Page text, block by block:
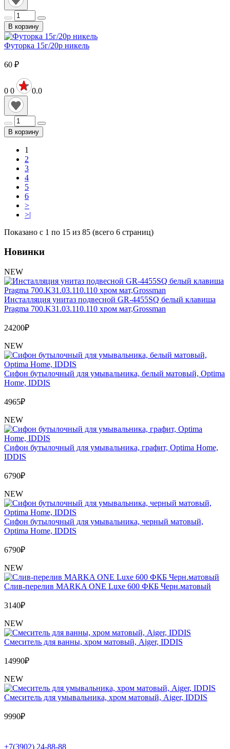
В корзину
Футорка 15г/20р никель
60 ₽
0 0 0.0
В корзину
1
2
3
4
5
6
>
>|
Показано с 1 по 15 из 85 (всего 6 страниц)
Новинки
NEW
Инсталляция унитаз подвесной GR-4455SQ белый клавиша
Pragma 700.K31.03.110.110 хром мат,Grossman
24200₽
NEW
Сифон бутылочный для умывальника, белый матовый, Optima
Home, IDDIS
4965₽
NEW
Сифон бутылочный для умывальника, графит, Optima Home,
IDDIS
6790₽
NEW
Сифон бутылочный для умывальника, черный матовый,
Optima Home, IDDIS
6790₽
NEW
Слив-перелив MARKA ONE Luxe 600 ФКБ Черн.матовый
3140₽
NEW
Cмеситель для ванны, хром матовый, Aiger, IDDIS
14990₽
NEW
Cмеситель для умывальника, хром матовый, Aiger, IDDIS
9990₽
+7(3902) 24-88-88